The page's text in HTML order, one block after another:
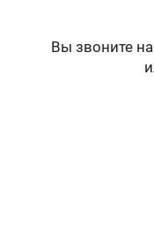
Вы звоните